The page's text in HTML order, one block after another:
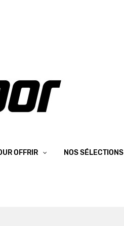
OFFRIR NOS SÉLECTIONS